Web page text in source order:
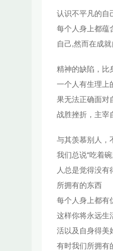
认识不平凡的自
每个人身上都蕴
自己,然而在成
精神的缺陷，比
一个人有生理上
果无法正确面对
战胜挫折，主宰
与其羡慕别人，
我们总说“吃着
人总是觉得没
所拥有的东西
每个人身上都有
这样你将永远生
活以及自身得美
有时我们所拥有